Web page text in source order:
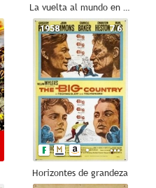
La vuelta al mundo en 80 días
7.6
1958
Horizontes de grandeza